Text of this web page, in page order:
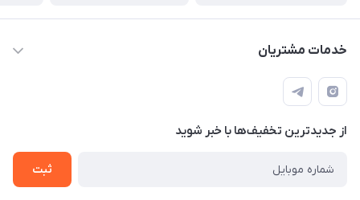
خدمات مشتریان
قوانین
تماس با ما
سوالات متداول و پر تکرار
آموزش خرید و پیگیری سفارش
از جدید‌ترین تخفیف‌ها با‌ خبر شوید
ثبت